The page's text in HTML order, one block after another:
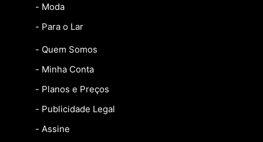
- Moda
- Para o Lar
- Quem Somos
- Minha Conta
- Planos e Preços
- Publicidade Legal
- Assine